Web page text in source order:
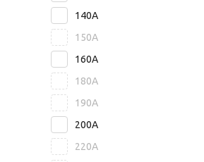
140А
150А
160А
180А
190А
200А
220А